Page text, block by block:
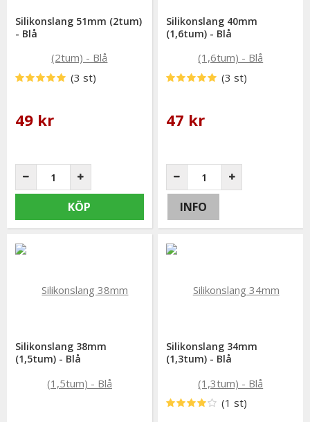
Silikonslang 51mm (2tum)
- Blå
(3 st)
49 kr
KÖP
Silikonslang 40mm
(1,6tum) - Blå
(3 st)
47 kr
INFO
Silikonslang 38mm
(1,5tum) - Blå
Silikonslang 34mm
(1,3tum) - Blå
(1 st)